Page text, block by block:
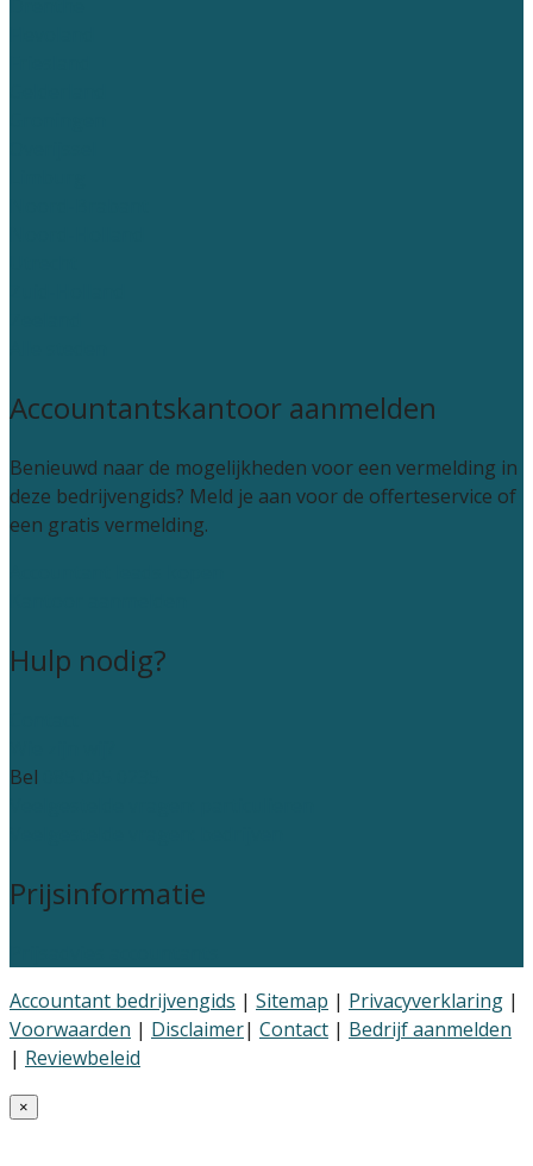
Accountantskantoor aanmelden
Benieuwd naar de mogelijkheden voor een vermelding in
deze bedrijvengids? Meld je aan voor de offerteservice of
een gratis vermelding.
Hulp nodig?
Bel
Prijsinformatie
Accountant bedrijvengids | Sitemap | Privacyverklaring |
Voorwaarden | Disclaimer| Contact | Bedrijf aanmelden
| Reviewbeleid
×